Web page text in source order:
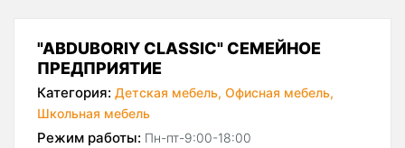
"ABDUBORIY CLASSIC" СЕМЕЙНОЕ
ПРЕДПРИЯТИЕ
Категория: Детская мебель, Офисная мебель,
Школьная мебель
Режим работы: Пн-пт-9:00-18:00